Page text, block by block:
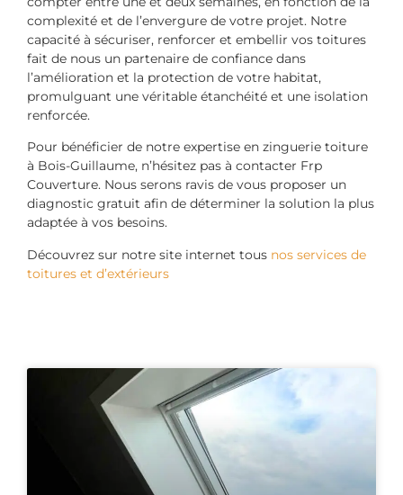
complexité et de l’envergure de votre projet. Notre
capacité à sécuriser, renforcer et embellir vos toitures
fait de nous un partenaire de confiance dans
l’amélioration et la protection de votre habitat,
promulguant une véritable étanchéité et une isolation
renforcée.
Pour bénéficier de notre expertise en zinguerie toiture
à Bois-Guillaume, n’hésitez pas à contacter Frp
Couverture. Nous serons ravis de vous proposer un
diagnostic gratuit afin de déterminer la solution la plus
adaptée à vos besoins.
Découvrez sur notre site internet tous nos services de
toitures et d’extérieurs